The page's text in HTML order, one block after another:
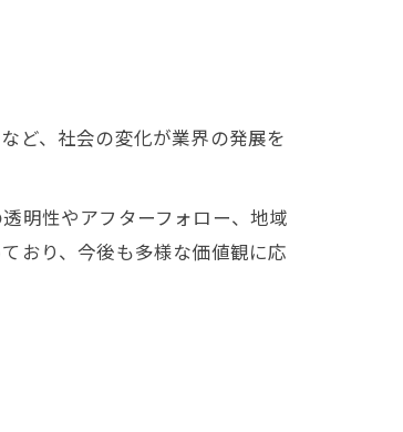
ど、社会の変化が業界の発展を
明性やアフターフォロー、地域
おり、今後も多様な価値観に応